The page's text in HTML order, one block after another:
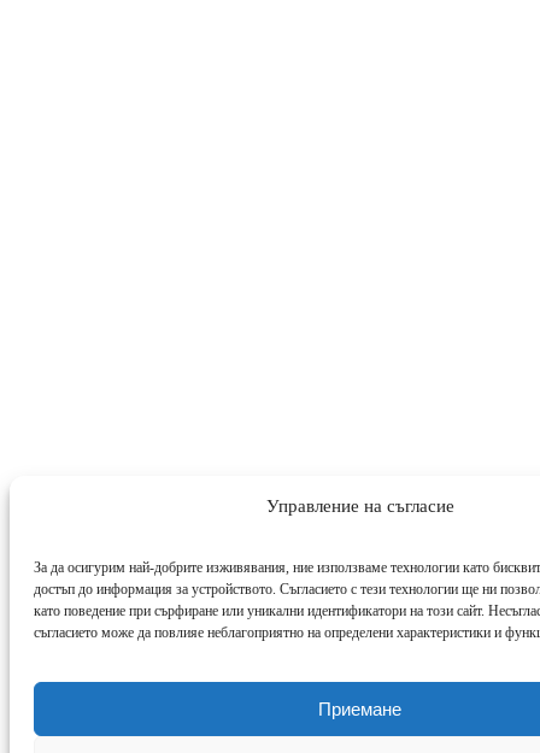
Управление на съгласие
За да осигурим най-добрите изживявания, ние използваме технологии като
достъп до информация за устройството. Съгласието с тези технологии ще ни
като поведение при сърфиране или уникални идентификатори на този сайт.
съгласието може да повлияе неблагоприятно на определени характеристики и
Приемане